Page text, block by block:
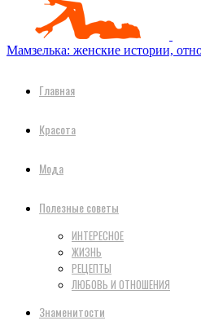
Мамзелька: женские истории,
Главная
Красота
Мода
Полезные советы
ИНТЕРЕСНОЕ
ЖИЗНЬ
РЕЦЕПТЫ
ЛЮБОВЬ И ОТНОШЕНИЯ
Знаменитости